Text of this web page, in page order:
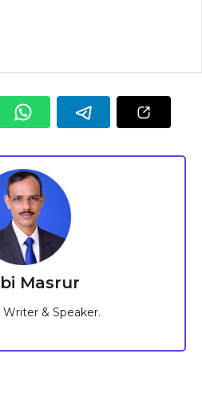
Masrur
Writer & Speaker.